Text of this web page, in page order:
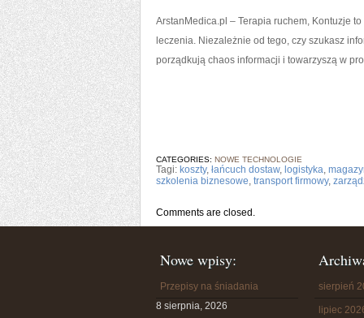
ArstanMedica.pl – Terapia ruchem, Kontuzje
leczenia. Niezależnie od tego, czy szukasz
porządkują chaos informacji i towarzyszą w
CATEGORIES: NOWE TECHNOLOGIE
Tagi: koszty, łańcuch dostaw, logistyka,
szkolenia biznesowe, transport firmowy,
Comments are closed.
Nowe wpisy:
Przepisy na śniadania
8 sierpnia, 2026
sierpień
lipiec